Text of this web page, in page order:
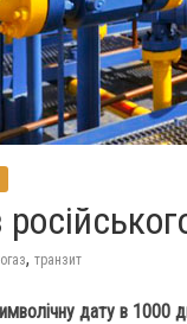
, транзит
дату в 1000